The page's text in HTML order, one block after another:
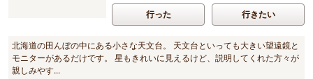
行った 行きたい
北海道の田んぼの中にある小さな天文台。 天文台といっても大きい望遠鏡と
モニターがあるだけです。 星もきれいに見えるけど、説明してくれた方々が
親しみやす...